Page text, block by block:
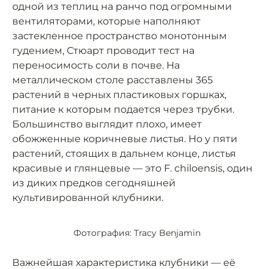
одной из теплиц на ранчо под огромными
вентиляторами, которые наполняют
застекленное пространство монотонным
гудением, Стюарт проводит тест на
переносимость соли в почве. На
металлическом столе расставлены 365
растений в черных пластиковых горшках,
питание к которым подается через трубки.
Большинство выглядит плохо, имеет
обожженные коричневые листья. Но у пяти
растений, стоящих в дальнем конце, листья
красивые и глянцевые — это F. chiloensis, один
из диких предков сегодняшней
культивированной клубники.
Фотография: Tracy Benjamin
Важнейшая характеристика клубники — её